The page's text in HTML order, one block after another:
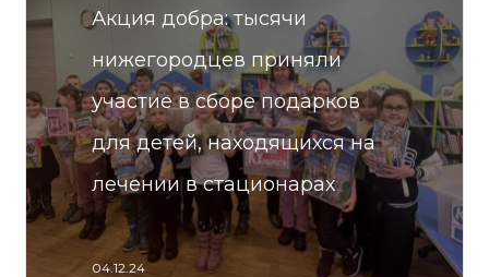
Акция добра: тысячи
нижегородцев приняли
участие в сборе подарков
для детей, находящихся на
лечении в стационарах
04.12.24